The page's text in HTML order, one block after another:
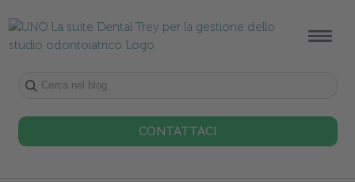
CONTATTACI